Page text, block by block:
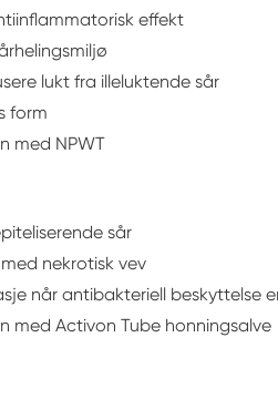
effekt
lukt fra illeluktende sår
form
med NPWT
sår
nekrotisk vev
når antibakteriell beskyttelse
med Activon Tube honningsalve